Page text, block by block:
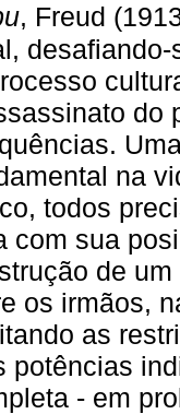
, Freud
do
na
todos
com sua
de
os irmãos,
as
potências
- em